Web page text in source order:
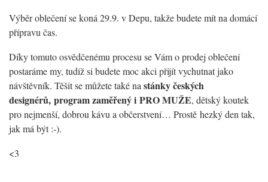
Výběr oblečení se koná 29.9. v Depu, takže budete mít na domácí
přípravu čas.
Díky tomuto osvědčenému procesu se Vám o prodej oblečení
postaráme my, tudíž si budete moc akci přijít vychutnat jako
návštěvník. Těšit se můžete také na stánkyčeských
designérů, program zaměřený i PRO MUŽE, dětský koutek
pro nejmenší, dobrou kávu a občerstvení… Prostě hezký den tak,
jak má být :-).
<3